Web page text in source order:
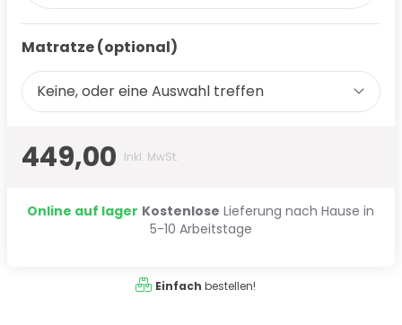
Matratze (optional)
Keine, oder eine Auswahl treffen
449,00 Inkl. MwSt.
Online auf lager Kostenlose Lieferung nach Hause in
5-10 Arbeitstage
Einfach bestellen!